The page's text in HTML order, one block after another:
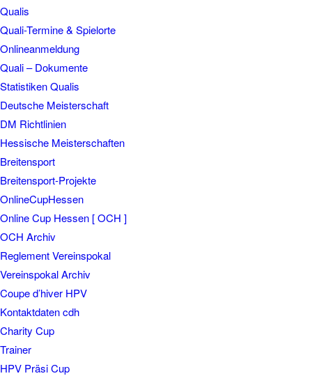
Qualis
Quali-Termine & Spielorte
Onlineanmeldung
Quali – Dokumente
Statistiken Qualis
Deutsche Meisterschaft
DM Richtlinien
Hessische Meisterschaften
Breitensport
Breitensport-Projekte
OnlineCupHessen
Online Cup Hessen [ OCH ]
OCH Archiv
Reglement Vereinspokal
Vereinspokal Archiv
Coupe d’hiver HPV
Kontaktdaten cdh
Charity Cup
Trainer
HPV Präsi Cup